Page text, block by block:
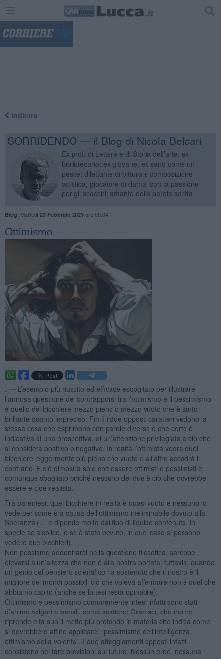
Indietro
SORRIDENDO — il Blog di Nicola Belcari
Ex prof. di Lettere e di Storia dell’arte, ex
bibliotecario; ex giovane, ex sano come un
pesce; dilettante di pittura e composizione
artistica, giocatore di dama, con la passione
per gli scacchi; amante della parola scritta
Blog Martedì 23 Febbraio 2021 ore 09:04
Ottimismo
. — L’esempio più riuscito ed efficace escogitato per illustrare
l’annosa questione del contrapporsi tra l’ottimismo e il pessimismo
è quello del bicchiere mezzo pieno o mezzo vuoto che è tanto
brillante quanto impreciso. Fin lì i due opposti caratteri vedono la
stessa cosa che esprimono con parole diverse e che certo è
indicativa di una prospettiva, di un’attenzione privilegiata a ciò che
si considera positivo o negativo. In realtà l’ottimista vedrà quel
bicchiere leggermente più pieno che vuoto e all’altro accadrà il
contrario. E ciò dimostra solo che essere ottimisti o pessimisti è
comunque sbagliato poiché nessuno dei due è ciò che dovrebbe
essere e cioè realista.
Tra parentesi: quel bicchiere in realtà è quasi vuoto e nessuno lo
vede per come è a causa dell’ottimismo ineliminabile dovuto alla
Speranza (… e dipende molto dal tipo di liquido contenuto, in
specie se alcolico, e se è stato bevuto, in quel caso si possono
vedere due bicchieri).
Non possiamo addentrarci nella questione filosofica, sarebbe
elevarsi a un’altezza che non è alla nostra portata, tuttavia: quando
un genio del pensiero scientifico ha sostenuto che il nostro è il
migliore dei mondi possibili ciò che voleva affermare non è quel che
abbiamo capito (anche se la tesi resta opinabile).
Ottimismo e pessimismo comunemente intesi infatti sono stati
d’animo volgari e banali, come sostiene Gramsci, che inoltre
riprende e fa suo il motto più profondo in materia che indica come
si dovrebbero alfine applicare: “pessimismo dell’intelligenza,
ottimismo della volontà”. I due atteggiamenti opposti infatti
consistono nel fare previsioni sul futuro. Nessun eroe, nessuna